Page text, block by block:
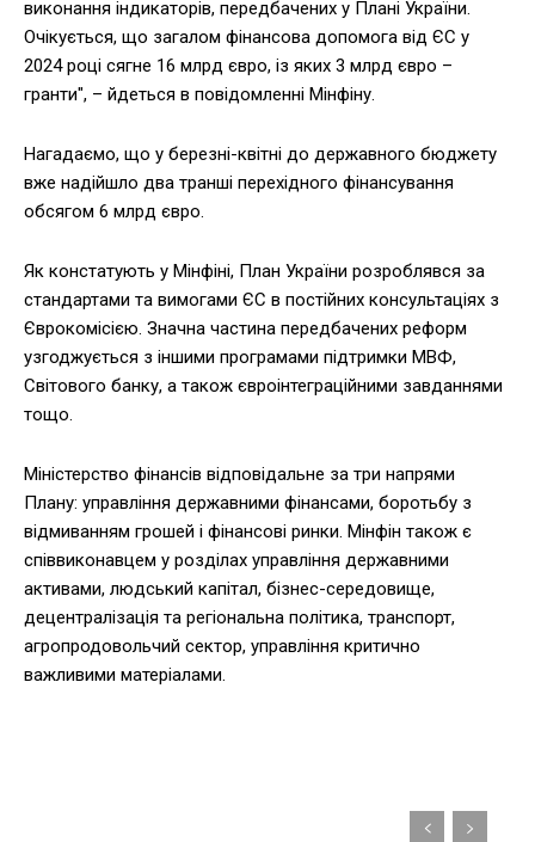
виконання індикаторів, передбачених у Плані України.
Очікується, що загалом фінансова допомога від ЄС у
2024 році сягне 16 млрд євро, із яких 3 млрд євро –
гранти", – йдеться в повідомленні Мінфіну.
Нагадаємо, що у березні-квітні до державного бюджету
вже надійшло два транші перехідного фінансування
обсягом 6 млрд євро.
Як констатують у Мінфіні, План України розроблявся за
стандартами та вимогами ЄС в постійних консультаціях з
Єврокомісією. Значна частина передбачених реформ
узгоджується з іншими програмами підтримки МВФ,
Світового банку, а також євроінтеграційними завданнями
тощо.
Міністерство фінансів відповідальне за три напрями
Плану: управління державними фінансами, боротьбу з
відмиванням грошей і фінансові ринки. Мінфін також є
співвиконавцем у розділах управління державними
активами, людський капітал, бізнес-середовище,
децентралізація та регіональна політика, транспорт,
агропродовольчий сектор, управління критично
важливими матеріалами.